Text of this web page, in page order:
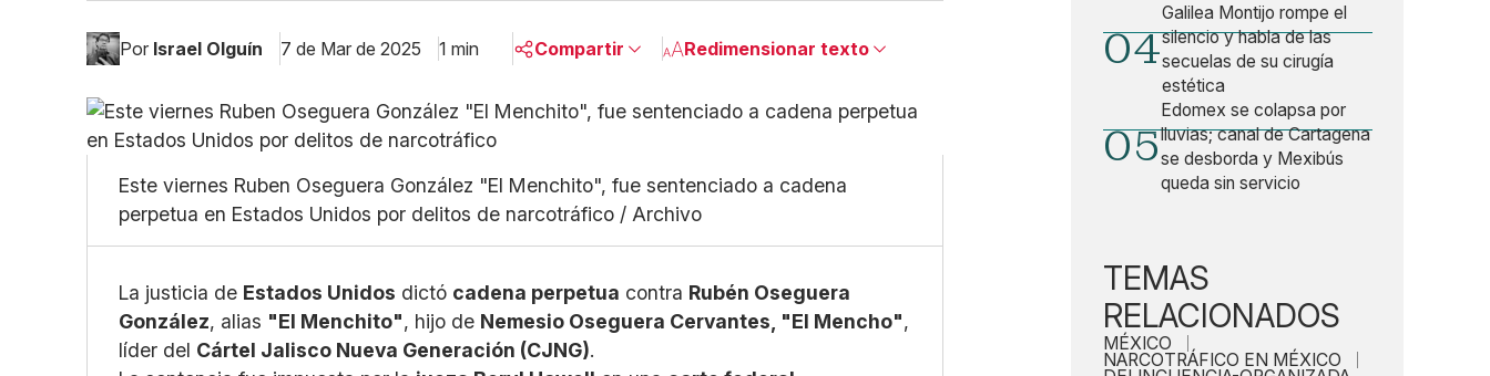
Por Israel Olguín 7 de Mar de 2025 1 min Compartir
Linkedin
Whatsapp
Copiar enlace
Redimensionar texto
Pequeño
Este viernes Ruben Oseguera González "El Menchito", fue sentenciado a cadena
perpetua en Estados Unidos por delitos de narcotráfico / Archivo
La justicia de Estados Unidos dictó cadena perpetua contra Rubén Oseguera
González, alias "El Menchito", hijo de Nemesio Oseguera Cervantes, "El Mencho",
líder del Cártel Jalisco Nueva Generación (CJNG).
04
Galilea Montijo rompe el
silencio y habla de las
secuelas de su cirugía
estética
05
Edomex se colapsa por
lluvias; canal de Cartagena
se desborda y Mexibús
queda sin servicio
TEMAS
RELACIONADOS
MÉXICO
NARCOTRÁFICO EN MÉXICO